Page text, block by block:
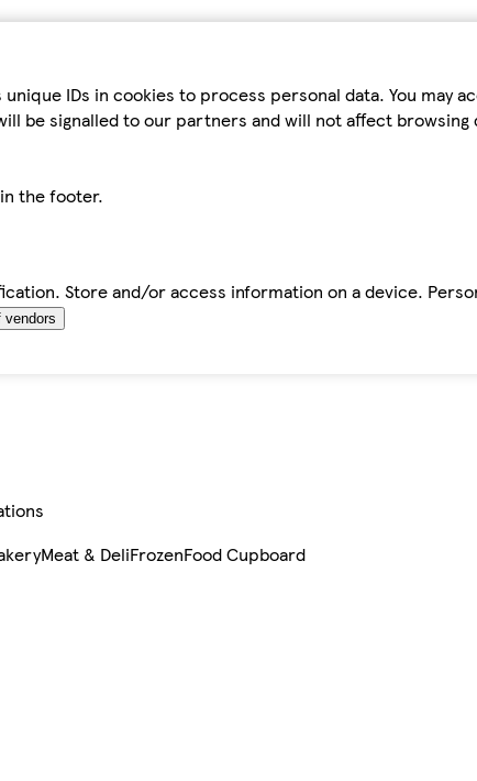
IDs in cookies to process personal data. You may
be signalled to our partners and will not affect
the footer.
Store and/or access information on a device.
vendors
Meat & DeliFrozenFood Cupboard